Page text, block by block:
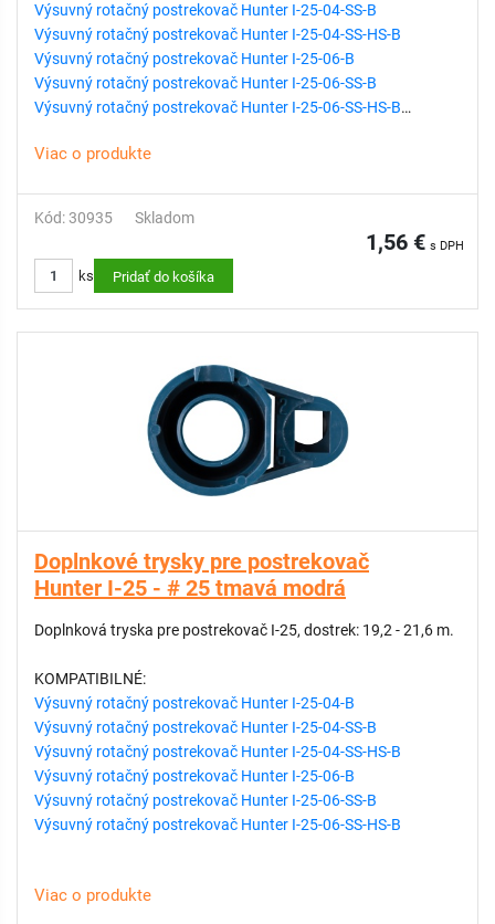
Výsuvný rotačný postrekovač Hunter I-25-04-SS-B
Výsuvný rotačný postrekovač Hunter I-25-04-SS-HS-B
Výsuvný rotačný postrekovač Hunter I-25-06-B
Výsuvný rotačný postrekovač Hunter I-25-06-SS-B
Výsuvný rotačný postrekovač Hunter I-25-06-SS-HS-B
Viac o produkte
Kód: 30935 Skladom
1,56 € s DPH
ks Pridať do košíka
Doplnkové trysky pre postrekovač
Hunter I-25 - # 25 tmavá modrá
Doplnková tryska pre postrekovač I-25, dostrek: 19,2 - 21,6 m.
KOMPATIBILNÉ:
Výsuvný rotačný postrekovač Hunter I-25-04-B
Výsuvný rotačný postrekovač Hunter I-25-04-SS-B
Výsuvný rotačný postrekovač Hunter I-25-04-SS-HS-B
Výsuvný rotačný postrekovač Hunter I-25-06-B
Výsuvný rotačný postrekovač Hunter I-25-06-SS-B
Výsuvný rotačný postrekovač Hunter I-25-06-SS-HS-B
Viac o produkte